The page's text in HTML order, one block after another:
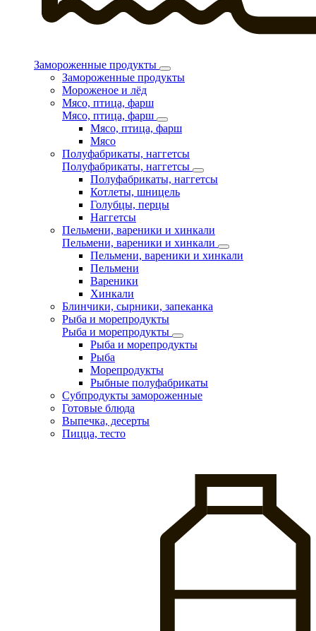
Замороженные продукты
Замороженные продукты
Мороженое и лёд
Мясо, птица, фарш
Мясо, птица, фарш
Мясо, птица, фарш
Мясо
Полуфабрикаты, наггетсы
Полуфабрикаты, наггетсы
Полуфабрикаты, наггетсы
Котлеты, шницель
Голубцы, перцы
Наггетсы
Пельмени, вареники и хинкали
Пельмени, вареники и хинкали
Пельмени, вареники и хинкали
Пельмени
Вареники
Хинкали
Блинчики, сырники, запеканка
Рыба и морепродукты
Рыба и морепродукты
Рыба и морепродукты
Рыба
Морепродукты
Рыбные полуфабрикаты
Субпродукты замороженные
Готовые блюда
Выпечка, десерты
Пицца, тесто